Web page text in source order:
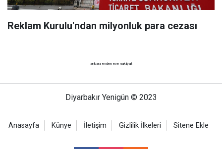
Reklam Kurulu'ndan milyonluk para cezası
ankara evden eve nakliyat
Diyarbakır Yenigün © 2023
Anasayfa Künye İletişim Gizlilik İlkeleri Sitene Ekle